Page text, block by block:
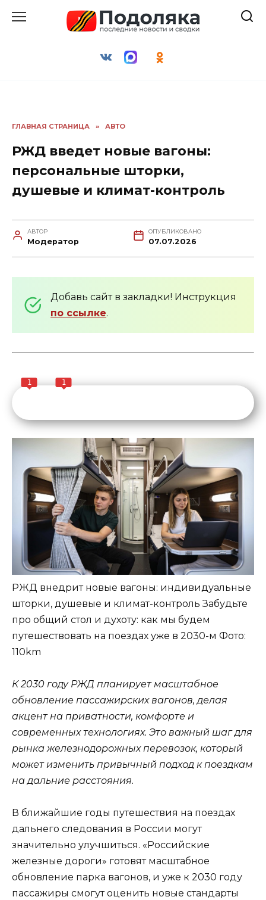
ГЛАВНАЯ СТРАНИЦА » АВТО
РЖД введет новые вагоны:
персональные шторки,
душевые и климат-контроль
АВТОР
Модератор
ОПУБЛИКОВАНО
07.07.2026
Добавь сайт в закладки! Инструкция
по ссылке.
1 1
РЖД внедрит новые вагоны: индивидуальные
шторки, душевые и климат-контроль Забудьте
про общий стол и духоту: как мы будем
путешествовать на поездах уже в 2030-м Фото:
110km
К 2030 году РЖД планирует масштабное
обновление пассажирских вагонов, делая
акцент на приватности, комфорте и
современных технологиях. Это важный шаг для
рынка железнодорожных перевозок, который
может изменить привычный подход к поездкам
на дальние расстояния.
В ближайшие годы путешествия на поездах
дальнего следования в России могут
значительно улучшиться. «Российские
железные дороги» готовят масштабное
обновление парка вагонов, и уже к 2030 году
пассажиры смогут оценить новые стандарты